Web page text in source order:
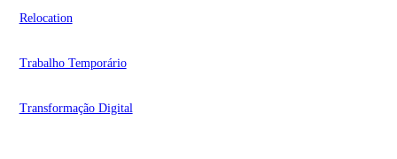
Relocation
Trabalho Temporário
Transformação Digital